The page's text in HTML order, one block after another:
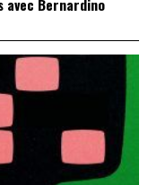
avec Bernardino